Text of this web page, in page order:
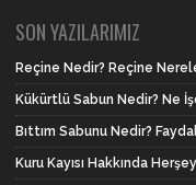
SON YAZILARIMIZ
Reçine Nedir? Reçine
Kükürtlü Sabun Nedir? Ne
Bıttım Sabunu Nedir?
Kuru Kayısı Hakkında